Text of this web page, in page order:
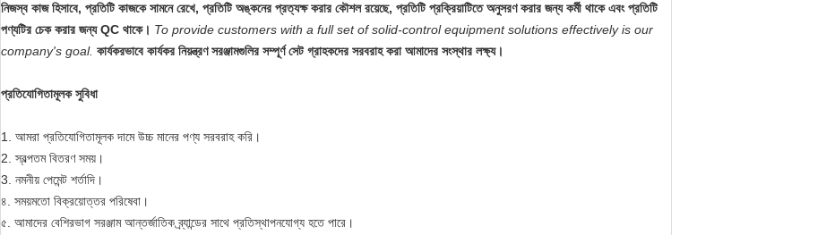
নিজস্ব কাজ হিসাবে, প্রতিটি কাজকে সামনে রেখে, প্রতিটি অঙ্কনের প্রত্যক্ষ করার কৌশল রয়েছে, প্রতিটি প্রক্রিয়াটিতে অনুসরণ করার জন্য কর্মী থাকে এবং প্রতিটি
পণ্যটির চেক করার জন্য QC থাকে। To provide customers with a full set of solid-control equipment solutions effectively is our
company's goal. কার্যকরভাবে কার্যকর নিয়ন্ত্রণ সরঞ্জামগুলির সম্পূর্ণ সেট গ্রাহকদের সরবরাহ করা আমাদের সংস্থার লক্ষ্য।
প্রতিযোগিতামূলক সুবিধা
1. আমরা প্রতিযোগিতামূলক দামে উচ্চ মানের পণ্য সরবরাহ করি।
2. স্বল্পতম বিতরণ সময়।
3. নমনীয় পেমেন্ট শর্তাদি।
৪. সময়মতো বিক্রয়োত্তর পরিষেবা।
৫. আমাদের বেশিরভাগ সরঞ্জাম আন্তর্জাতিক ব্র্যান্ডের সাথে প্রতিস্থাপনযোগ্য হতে পারে।